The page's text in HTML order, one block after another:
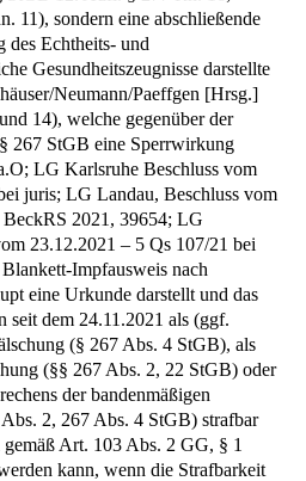
11), sondern eine abschließende
des Echtheits- und
Gesundheitszeugnisse darstellte
Neumann/Paeffgen [Hrsg.]
14), welche gegenüber der
267 StGB eine Sperrwirkung
LG Karlsruhe Beschluss vom
juris; LG Landau, Beschluss vom
2021, 39654; LG
23.12.2021 – 5 Qs 107/21 bei
Impfausweis nach
eine Urkunde darstellt und das
seit dem 24.11.2021 als (ggf.
(§ 267 Abs. 4 StGB), als
(§§ 267 Abs. 2, 22 StGB) oder
der bandenmäßigen
2, 267 Abs. 4 StGB) strafbar
Art. 103 Abs. 2 GG, § 1
kann, wenn die Strafbarkeit